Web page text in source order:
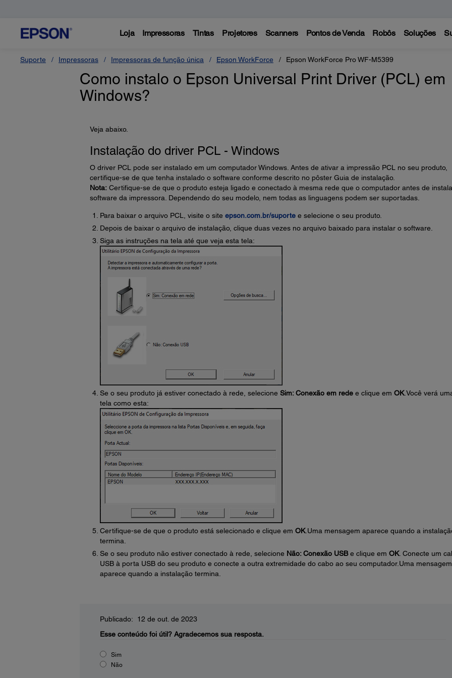
Loja Impressoras Tintas Projetores Scanners Pontos de Venda Robôs Soluções
Suporte Impressoras Impressoras de função única Epson WorkForce Epson WorkForce Pro WF-M5399
Como instalo o Epson Universal Print Driver (PCL) em
Windows?
Veja abaixo.
Instalação do driver PCL - Windows
O driver PCL pode ser instalado em um computador Windows. Antes de ativar a impressão PCL no seu produto,
certifique-se de que tenha instalado o software conforme descrito no pôster Guia de instalação.
Nota:Certifique-se de que o produto esteja ligado e conectado à mesma rede que o computador antes de
software da impressora. Dependendo do seu modelo, nem todas as linguagens podem ser suportadas.
Para baixar o arquivo PCL, visite o site epson.com.br/suportee selecione o seu produto.
Depois de baixar o arquivo de instalação, clique duas vezes no arquivo baixado para instalar o software.
Siga as instruções na tela até que veja esta tela:
Se o seu produto já estiver conectado à rede, selecione Sim: Conexão em redee clique em OK.Você verá
tela como esta:
Certifique-se de que o produto está selecionado e clique em OK.Uma mensagem aparece quando a
termina.
Se o seu produto não estiver conectado à rede, selecione Não: Conexão USBe clique em OK. Conecte um
USB à porta USB do seu produto e conecte a outra extremidade do cabo ao seu computador.Uma mensagem
aparece quando a instalação termina.
Publicado: 12 de out. de 2023
Esse conteúdo foi útil? Agradecemos sua resposta.
Sim
Não